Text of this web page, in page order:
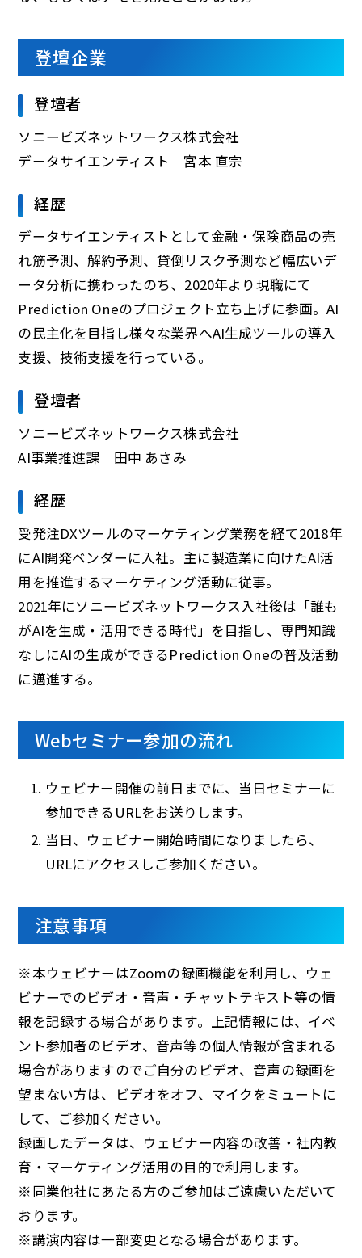
登壇企業
登壇者
ソニービズネットワークス株式会社
データサイエンティスト 宮本 直宗
経歴
データサイエンティストとして金融・保険商品の売
れ筋予測、解約予測、貸倒リスク予測など幅広いデ
ータ分析に携わったのち、2020年より現職にて
Prediction Oneのプロジェクト立ち上げに参画。AI
の民主化を目指し様々な業界へAI生成ツールの導入
支援、技術支援を行っている。
登壇者
ソニービズネットワークス株式会社
AI事業推進課 田中 あさみ
経歴
受発注DXツールのマーケティング業務を経て2018年
にAI開発ベンダーに入社。主に製造業に向けたAI活
用を推進するマーケティング活動に従事。
2021年にソニービズネットワークス入社後は「誰も
がAIを生成・活用できる時代」を目指し、専門知識
なしにAIの生成ができるPrediction Oneの普及活動
に邁進する。
Webセミナー参加の流れ
ウェビナー開催の前日までに、当日セミナーに
参加できるURLをお送りします。
当日、ウェビナー開始時間になりましたら、
URLにアクセスしご参加ください。
注意事項
※本ウェビナーはZoomの録画機能を利用し、ウェ
ビナーでのビデオ・音声・チャットテキスト等の情
報を記録する場合があります。上記情報には、イベ
ント参加者のビデオ、音声等の個人情報が含まれる
場合がありますのでご自分のビデオ、音声の録画を
望まない方は、ビデオをオフ、マイクをミュートに
して、ご参加ください。
録画したデータは、ウェビナー内容の改善・社内教
育・マーケティング活用の目的で利用します。
※同業他社にあたる方のご参加はご遠慮いただいて
おります。
※講演内容は一部変更となる場合があります。